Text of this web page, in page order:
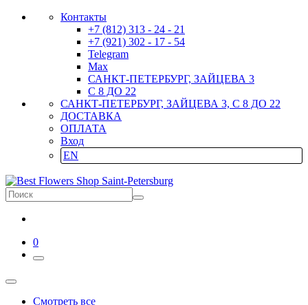
Контакты
+7 (812) 313 - 24 - 21
+7 (921) 302 - 17 - 54
Telegram
Max
САНКТ-ПЕТЕРБУРГ, ЗАЙЦЕВА 3
С 8 ДО 22
САНКТ-ПЕТЕРБУРГ, ЗАЙЦЕВА 3, С 8 ДО 22
ДОСТАВКА
ОПЛАТА
Вход
EN
0
Смотреть все